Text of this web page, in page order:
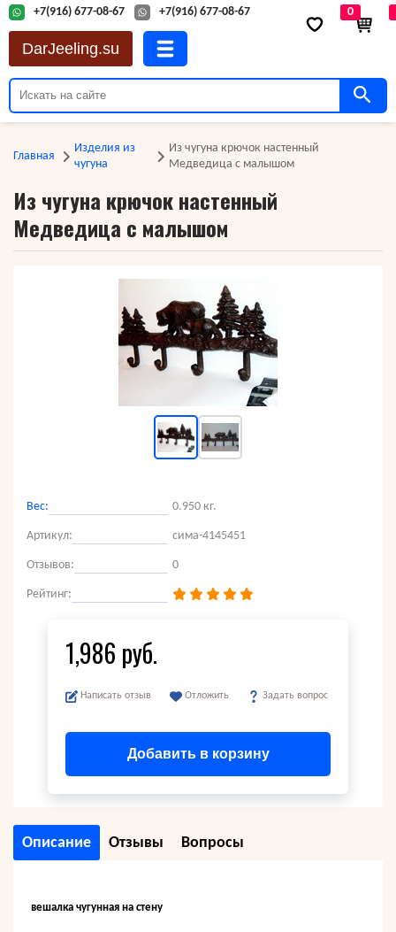
+7(916) 677-08-67 +7(916) 677-08-67
DarJeeling.su
0
Главная
Изделия из
чугуна
Из чугуна крючок настенный
Медведица с малышом
Из чугуна крючок настенный
Медведица с малышом
Вес: 0.950 кг.
Артикул: сима-4145451
Отзывов: 0
Рейтинг:
1,986 руб.
Написать отзыв Отложить Задать вопрос
Добавить в корзину
Описание Отзывы Вопросы
вешалка чугунная на стену